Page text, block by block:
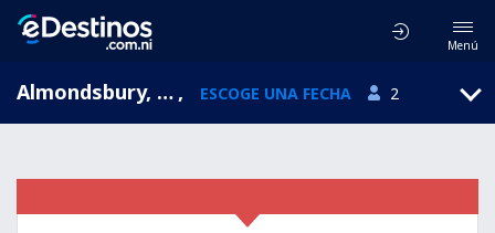
Menú
Almondsbury, England, Reino Unido , ESCOGE UNA FECHA 2